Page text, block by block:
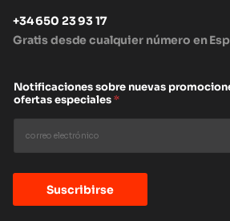
+34 650 23 93 17
Gratis desde cualquier número en
Notificaciones sobre nuevas
ofertas especiales*
Suscribirse